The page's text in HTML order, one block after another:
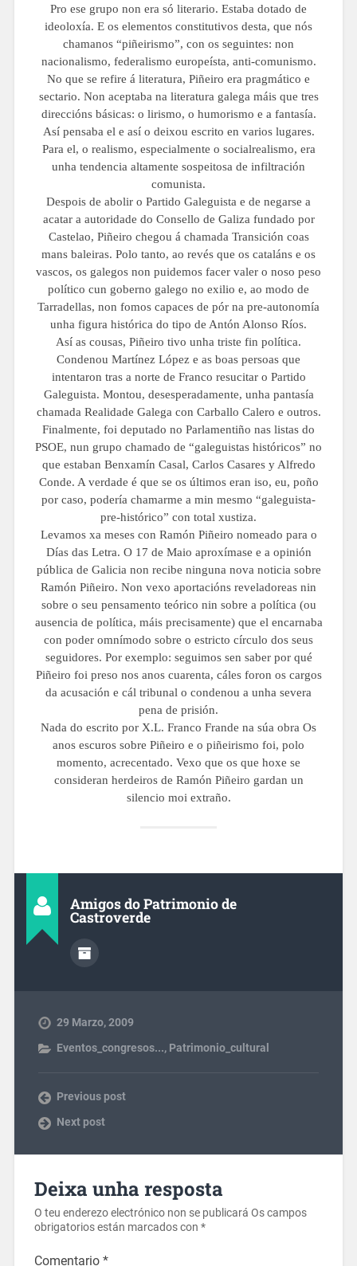
Pro ese grupo non era só literario. Estaba dotado de
ideoloxía. E os elementos constitutivos desta, que nós
chamanos “piñeirismo”, con os seguintes: non
nacionalismo, federalismo europeísta, anti-comunismo.
No que se refire á literatura, Piñeiro era pragmático e
sectario. Non aceptaba na literatura galega máis que tres
direccións básicas: o lirismo, o humorismo e a fantasía.
Así pensaba el e así o deixou escrito en varios lugares.
Para el, o realismo, especialmente o socialrealismo, era
unha tendencia altamente sospeitosa de infiltración
comunista.
Despois de abolir o Partido Galeguista e de negarse a
acatar a autoridade do Consello de Galiza fundado por
Castelao, Piñeiro chegou á chamada Transición coas
mans baleiras. Polo tanto, ao revés que os cataláns e os
vascos, os galegos non puidemos facer valer o noso peso
político cun goberno galego no exilio e, ao modo de
Tarradellas, non fomos capaces de pór na pre-autonomía
unha figura histórica do tipo de Antón Alonso Ríos.
Así as cousas, Piñeiro tivo unha triste fin política.
Condenou Martínez López e as boas persoas que
intentaron tras a norte de Franco resucitar o Partido
Galeguista. Montou, desesperadamente, unha pantasía
chamada Realidade Galega con Carballo Calero e outros.
Finalmente, foi deputado no Parlamentiño nas listas do
PSOE, nun grupo chamado de “galeguistas históricos” no
que estaban Benxamín Casal, Carlos Casares y Alfredo
Conde. A verdade é que se os últimos eran iso, eu, poño
por caso, podería chamarme a min mesmo “galeguista-
pre-histórico” con total xustiza.
Levamos xa meses con Ramón Piñeiro nomeado para o
Días das Letra. O 17 de Maio aproxímase e a opinión
pública de Galicia non recibe ninguna nova noticia sobre
Ramón Piñeiro. Non vexo aportacións reveladoreas nin
sobre o seu pensamento teórico nin sobre a política (ou
ausencia de política, máis precisamente) que el encarnaba
con poder omnímodo sobre o estricto círculo dos seus
seguidores. Por exemplo: seguimos sen saber por qué
Piñeiro foi preso nos anos cuarenta, cáles foron os cargos
da acusación e cál tribunal o condenou a unha severa
pena de prisión.
Nada do escrito por X.L. Franco Frande na súa obra Os
anos escuros sobre Piñeiro e o piñeirismo foi, polo
momento, acrecentado. Vexo que os que hoxe se
consideran herdeiros de Ramón Piñeiro gardan un
silencio moi extraño.
Amigos do Patrimonio de
Castroverde
29 Marzo, 2009
Eventos_congresos..., Patrimonio_cultural
Previous post
Next post
Deixa unha resposta
O teu enderezo electrónico non se publicará Os campos
obrigatorios están marcados con *
Comentario *